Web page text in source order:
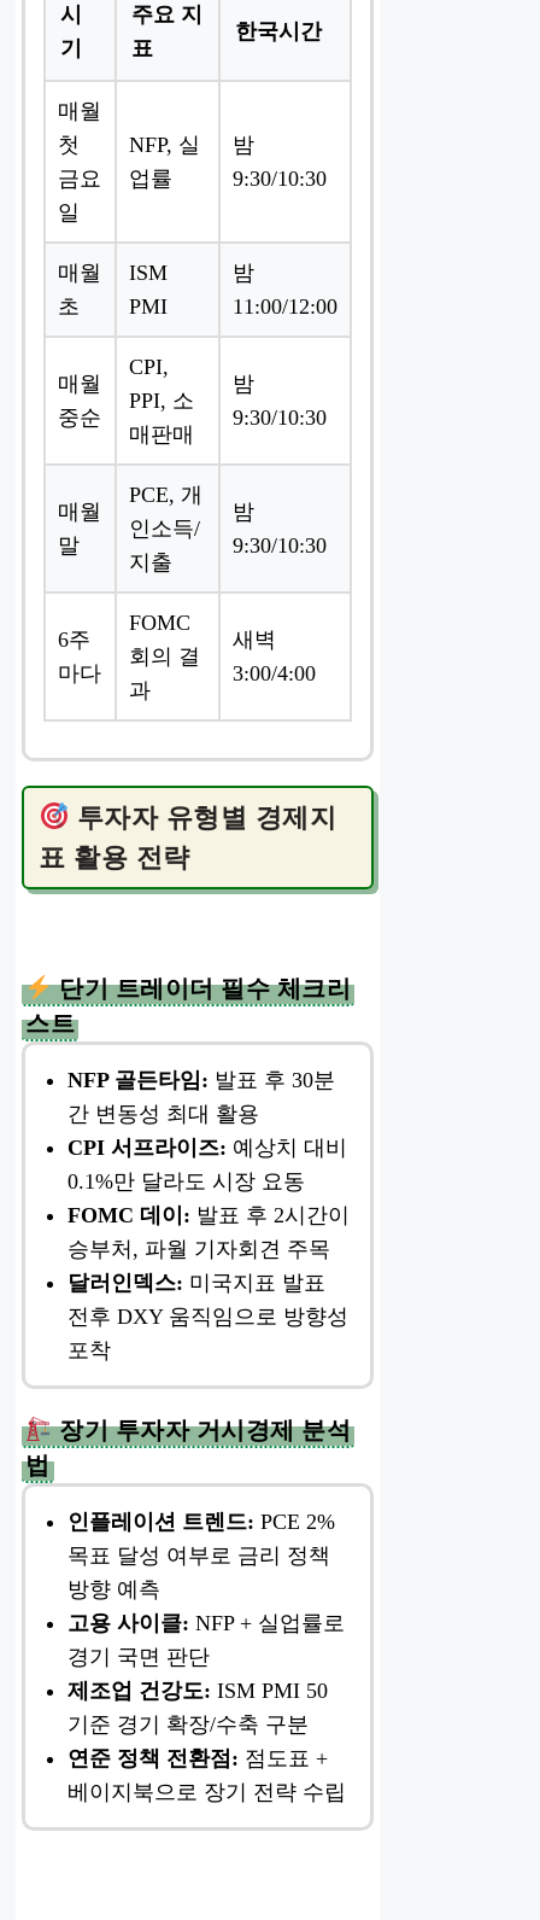
시
기
주요 지
표
한국시간
매월
첫
금요
일
NFP, 실
업률
밤
9:30/10:30
매월
초
ISM
PMI
밤
11:00/12:00
매월
중순
CPI,
PPI, 소
매판매
밤
9:30/10:30
매월
말
PCE, 개
인소득/
지출
밤
9:30/10:30
6주
마다
FOMC
회의 결
과
새벽
3:00/4:00
투자자 유형별 경제지
표 활용 전략
단기 트레이더 필수 체크리
스트
NFP 골든타임: 발표 후 30분
간 변동성 최대 활용
CPI 서프라이즈: 예상치 대비
0.1%만 달라도 시장 요동
FOMC 데이: 발표 후 2시간이
승부처, 파월 기자회견 주목
달러인덱스: 미국지표 발표
전후 DXY 움직임으로 방향성
포착
장기 투자자 거시경제 분석
법
인플레이션 트렌드: PCE 2%
목표 달성 여부로 금리 정책
방향 예측
고용 사이클: NFP + 실업률로
경기 국면 판단
제조업 건강도: ISM PMI 50
기준 경기 확장/수축 구분
연준 정책 전환점: 점도표 +
베이지북으로 장기 전략 수립